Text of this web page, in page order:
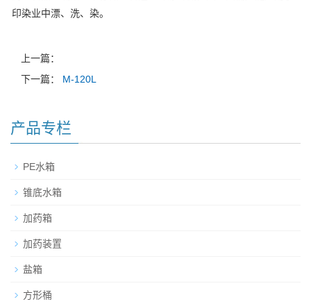
印染业中漂、洗、染。
上一篇：
下一篇：
M-120L
产品专栏
PE水箱
锥底水箱
加药箱
加药装置
盐箱
方形桶